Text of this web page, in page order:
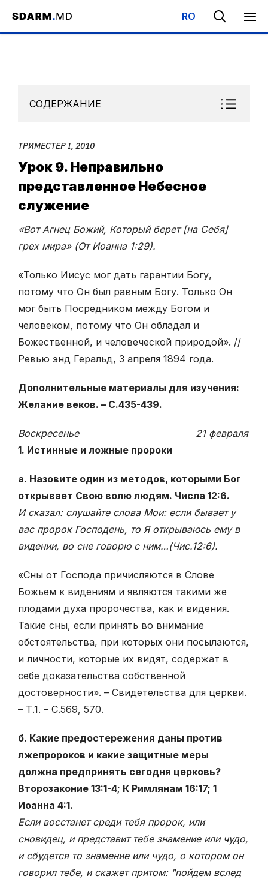
RO
Начало / Библиотека / Субботняя Школа / Триместер I, 2010 /
СОДЕРЖАНИЕ
ТРИМЕСТЕР I, 2010
Урок 9. Неправильно
представленное Небесное
служение
«Вот Агнец Божий, Который берет [на Себя]
грех мира» (От Иоанна 1:29).
«Только Иисус мог дать гарантии Богу,
потому что Он был равным Богу. Только Он
мог быть Посредником между Богом и
человеком, потому что Он обладал и
Божественной, и человеческой природой». //
Ревью энд Геральд, 3 апреля 1894 года.
Дополнительные материалы для изучения:
Желание веков. – С.435-439.
Воскресенье 21 февраля
1. Истинные и ложные пророки
а. Назовите один из методов, которыми Бог
открывает Свою волю людям. Числа 12:6.
И сказал: слушайте слова Мои: если бывает у
вас пророк Господень, то Я открываюсь ему в
видении, во сне говорю с ним…(Чис.12:6).
«Сны от Господа причисляются в Слове
Божьем к видениям и являются такими же
плодами духа пророчества, как и видения.
Такие сны, если принять во внимание
обстоятельства, при которых они посылаются,
и личности, которые их видят, содержат в
себе доказательства собственной
достоверности». – Свидетельства для церкви.
– Т.1. – С.569, 570.
б. Какие предостережения даны против
лжепророков и какие защитные меры
должна предпринять сегодня церковь?
Второзаконие 13:1-4; К Римлянам 16:17; 1
Иоанна 4:1.
Если восстанет среди тебя пророк, или
сновидец, и представит тебе знамение или чудо,
и сбудется то знамение или чудо, о котором он
говорил тебе, и скажет притом: "пойдем вслед